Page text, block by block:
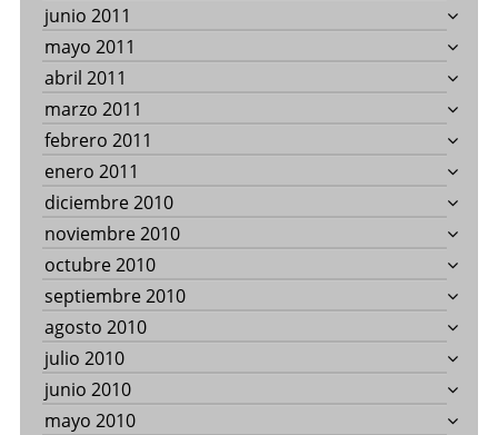
junio 2011
mayo 2011
abril 2011
marzo 2011
febrero 2011
enero 2011
diciembre 2010
noviembre 2010
octubre 2010
septiembre 2010
agosto 2010
julio 2010
junio 2010
mayo 2010